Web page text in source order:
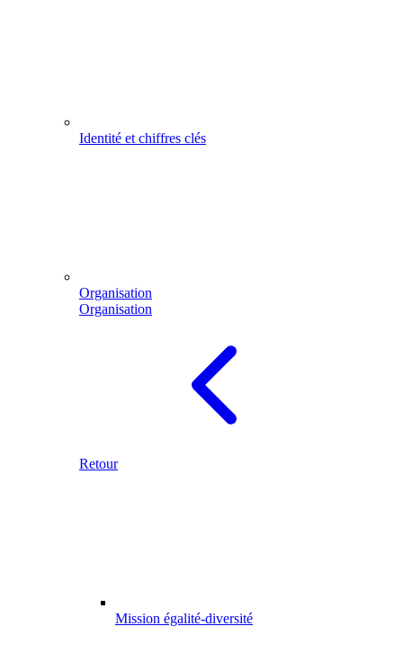
Identité et chiffres clés
Organisation
Organisation
Retour
Mission égalité-diversité